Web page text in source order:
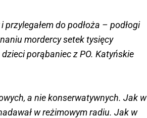
do podłoża – podłogi
mordercy setek tysięcy
porąbaniec z PO. Katyńskie
a nie konserwatywnych. Jak w
w reżimowym radiu. Jak w